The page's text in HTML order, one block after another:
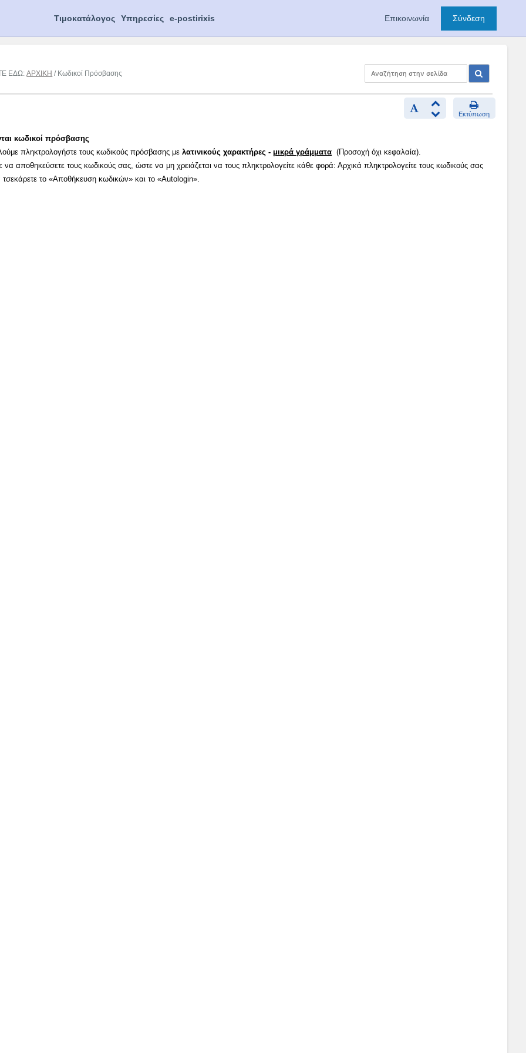
Τιμοκατάλογος Υπηρεσίες e-postirixis Επικοινωνία Σύνδεση
ΕΔΩ:ΑΡΧΙΚΗ / Κωδικοί Πρόσβασης
Εκτύπωση
κωδικοί πρόσβασης
πληκτρολογήστε τους κωδικούς πρόσβασης μελατινικούς χαρακτήρες - μικρά γράμματα (Προσοχή όχι κεφαλαία).
να αποθηκεύσετε τους κωδικούς σας, ώστε να μη χρειάζεται να τους πληκτρολογείτε κάθε φορά: Αρχικά πληκτρολογείτε τους κωδικούς σας
τσεκάρετε το «Αποθήκευση κωδικών» και το «Autologin».